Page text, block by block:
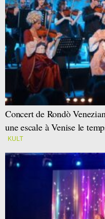
Concert de Rondò
une escale à Venise le
KULT